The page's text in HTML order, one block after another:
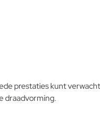
prestaties kunt
draadvorming.